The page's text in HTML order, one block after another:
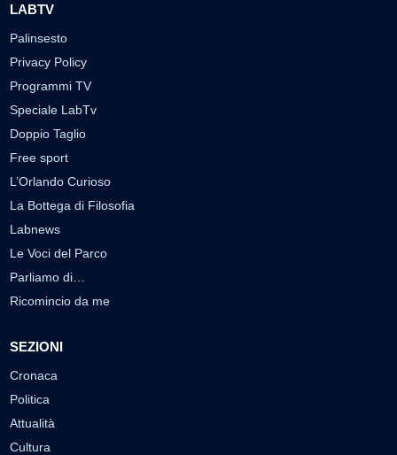
LABTV
Palinsesto
Privacy Policy
Programmi TV
Speciale LabTv
Doppio Taglio
Free sport
L’Orlando Curioso
La Bottega di Filosofia
Labnews
Le Voci del Parco
Parliamo di…
Ricomincio da me
SEZIONI
Cronaca
Politica
Attualità
Cultura